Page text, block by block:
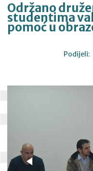
Održano
studentima
pomoć u
Podijeli: